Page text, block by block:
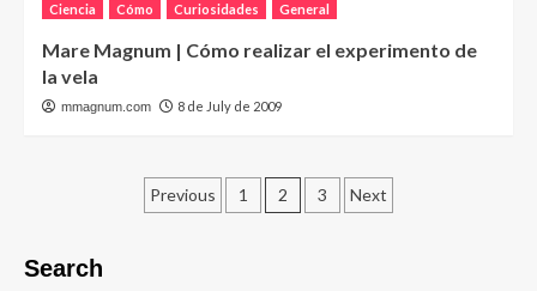
Ciencia Cómo Curiosidades General
Mare Magnum | Cómo realizar el experimento de
la vela
mmagnum.com 8 de July de 2009
Posts
Previous 1 2 3 Next
Search